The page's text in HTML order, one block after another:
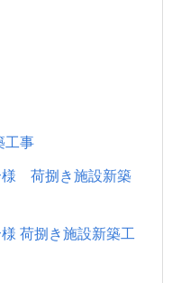
工事
様 荷捌き施設新築
荷捌き施設新築工